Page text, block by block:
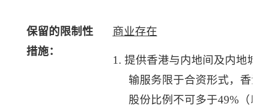
保留的限制性
措施：
商业存在
1. 提供香港与内地间及内地城
输服务限于合资形式，香
股份比例不可多于49% （